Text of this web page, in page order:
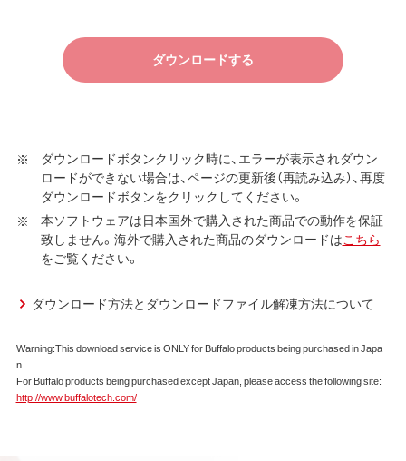
す）に同意し、ご購入いただいた商品（以下、購入商品といい
ます）について弊社が保証契約に基づく修理を実施する際
の条件である保証契約約款、およびそれに含まれるソフト
ア（ユーティリティ・ファームウェア・ドライバなど）を含み
以下、本ソフトウェアといいます）の使用を許諾いたしま
す。
第1条 使用許諾
使用をお客様に非専属的に許諾します。
第2条 知的所有権
する法律ならびに条約によって保護されています。
本ソフトウェアは、本契約に規定される条件のもとで
ダウンロードする
ダウンロードボタンクリック時に、エラーが表示されダウン
ロードができない場合は、ページの更新後（再読み込み）、再度
ダウンロードボタンをクリックしてください。
本ソフトウェアは日本国外で購入された商品での動作を保証
致しません。海外で購入された商品のダウンロードはこちら
をご覧ください。
ダウンロード方法とダウンロードファイル解凍方法について
Warning:This download service is ONLY for Buffalo products being purchased in Japa
n.
For Buffalo products being purchased except Japan, please access the following site:
http://www.buffalotech.com/